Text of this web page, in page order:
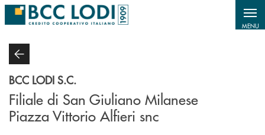
Salta al contenuto principale
MENU
BCC LODI S.C.
Filiale di San Giuliano Milanese
Piazza Vittorio Alfieri snc